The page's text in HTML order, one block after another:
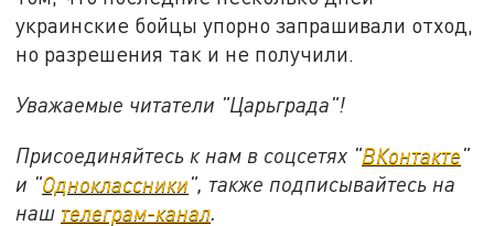
украинские бойцы упорно запрашивали отход,
но разрешения так и не получили.
Уважаемые читатели "Царьграда"!
Присоединяйтесь к нам в соцсетях "ВКонтакте"
и "Одноклассники", также подписывайтесь на
наш телеграм-канал